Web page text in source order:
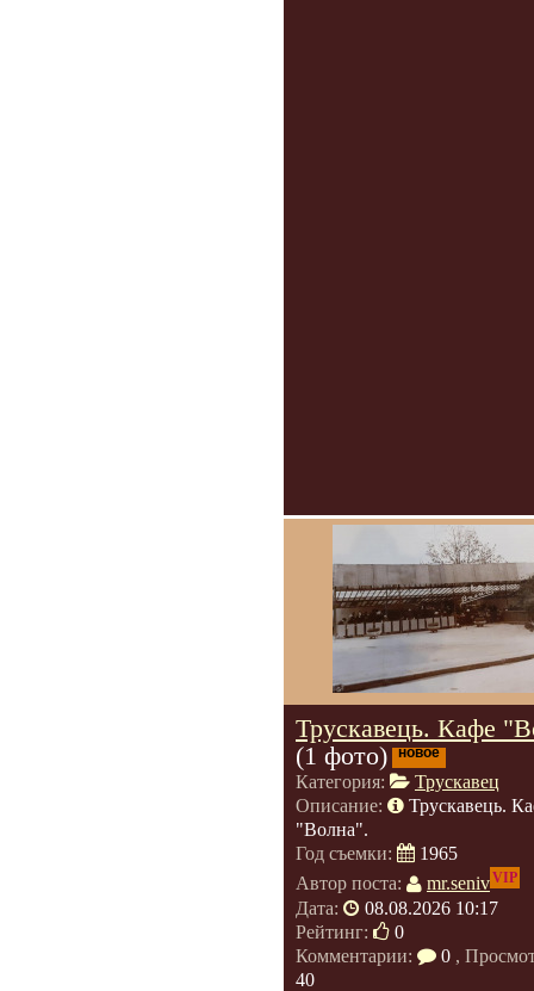
Трускавець. Кафе
(1 фото)
новое
Категория:
Трускавец
Описание:
Трускавець.
"Волна".
Год съемки:
1965
Автор поста:
mr.senivVIP
Дата:
08.08.2026 10:17
Рейтинг:
0
Комментарии:
0 ,
40